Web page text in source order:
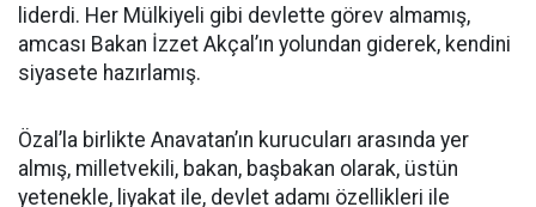
liderdi. Her Mülkiyeli gibi devlette görev almamış,
amcası Bakan İzzet Akçal’ın yolundan giderek, kendini
siyasete hazırlamış.
Özal’la birlikte Anavatan’ın kurucuları arasında yer
almış, milletvekili, bakan, başbakan olarak, üstün
yetenekle, liyakat ile, devlet adamı özellikleri ile